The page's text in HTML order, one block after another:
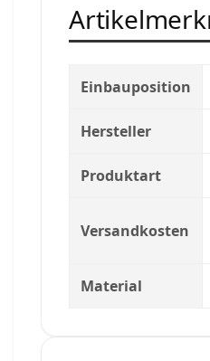
Einbauposition
Hersteller
Produktart
Versandkosten
Material